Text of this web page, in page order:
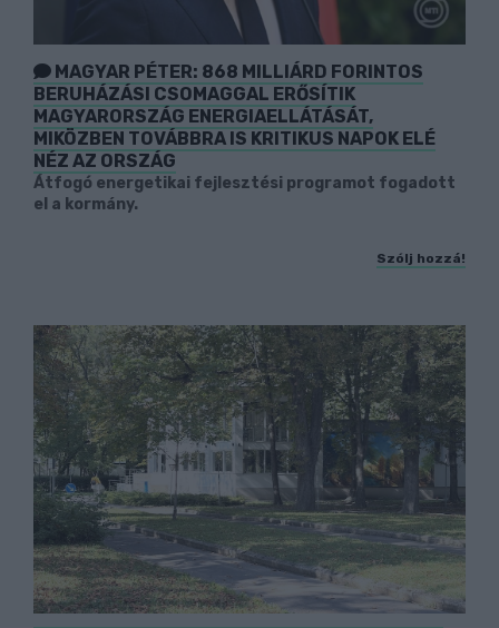
MAGYAR PÉTER: 868 MILLIÁRD FORINTOS
BERUHÁZÁSI CSOMAGGAL ERŐSÍTIK
MAGYARORSZÁG ENERGIAELLÁTÁSÁT,
MIKÖZBEN TOVÁBBRA IS KRITIKUS NAPOK ELÉ
NÉZ AZ ORSZÁG
Átfogó energetikai fejlesztési programot fogadott
el a kormány.
Szólj hozzá!